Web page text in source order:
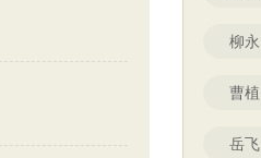
柳永
曹植
岳飞